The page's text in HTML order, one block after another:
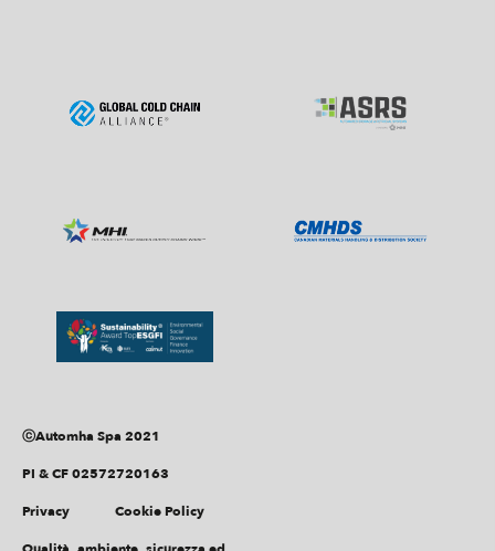
ⓒAutomha Spa 2021
PI & CF 02572720163
Privacy Cookie Policy